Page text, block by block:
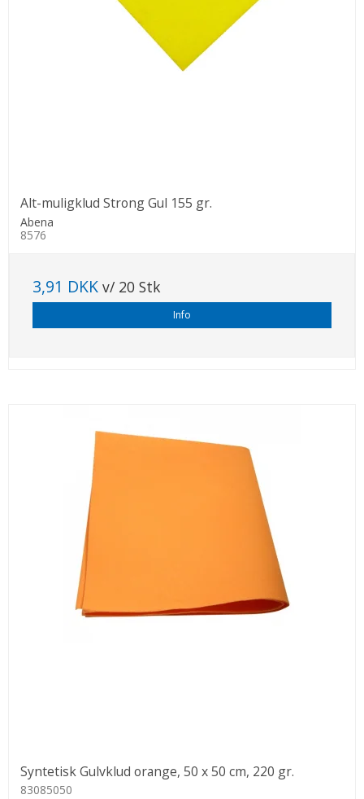
Alt-muligklud Strong Gul 155 gr.
Abena
8576
3,91 DKK v/ 20 Stk
Info
Syntetisk Gulvklud orange, 50 x 50 cm, 220 gr.
83085050